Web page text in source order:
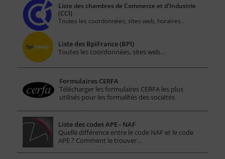
Liste des chambres de Commerce et d'Industrie
(CCI)
Toutes les coordonnées, sites web, horaires...
Liste des BpiFrance (BPI)
Toutes les coordonnées, sites web...
Formulaires CERFA
Télécharger les formulaires CERFA les plus
utilisés pour les formalités des sociétés
Liste des codes APE - NAF
Quelle différence entre le code NAF et le code
APE ? Comment le trouver…